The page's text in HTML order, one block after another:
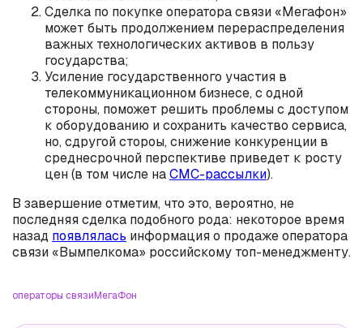
Сделка по покупке оператора связи «Мегафон»
может быть продолжением перераспределения
важных технологических активов в пользу
государства;
Усиление государственного участия в
телекоммуникационном бизнесе, с одной
стороны, поможет решить проблемы с доступом
к оборудованию и сохранить качество сервиса,
но, сдругой стороы, снижение конкуренции в
среднесрочной перспективе приведет к росту
цен (в том числе наСМС-рассылки).
В завершение отметим, что это, вероятно, не
последняя сделка подобного рода: некоторое время
назад появлялась информация о продаже оператора
связи «Вымпелкома» российскому топ-менеджменту.
операторы связиМегаФон